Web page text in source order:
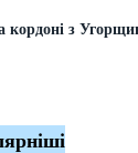
кордоні з